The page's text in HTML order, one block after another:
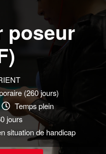
poseur
(260 jours)
Temps plein
jours
situation de handicap